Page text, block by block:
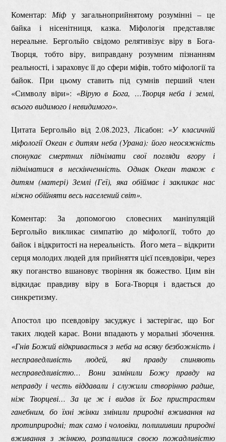
Коментар: Міф у загальноприйнятому розумінні – це
байка і нісенітниця, казка. Міфологія представляє
нереальне. Бергольйо свідомо релятивізує віру в Бога-
Творця, тобто віру, виправдану розумним пізнанням
реальності, і зараховує її до сфери міфів, тобто міфології та
байок. При цьому ставить під сумнів перший член
«Символу віри»: «Вірую в Бога, …Творця неба і землі,
всього видимого і невидимого».
Цитата Бергольйо від 2.08.2023, Лісабон: «У класичній
міфології Океан є дитям неба (Урана): його неосяжність
спонукає смертних піднімати свої погляди вгору і
підніматися в нескінченність. Однак Океан також є
дитям (матері) Землі (Геї), яка обіймає і закликає нас
ніжно обійняти весь населений світ».
Коментар: За допомогою словесних маніпуляцій
Бергольйо викликає симпатію до міфології, тобто до
байок і відкритості на нереальність. Його мета – відкрити
серця молодих людей для прийняття цієї псевдовіри, через
яку поганство вшановує творіння як божество. Цим він
відкидає правдиву віру в Бога-Творця і вдається до
синкретизму.
Апостол цю псевдовіру засуджує і застерігає, що Бог
таких людей карає. Вони впадають у моральні збочення.
«Гнів Божий відкривається з неба на всяку безбожність і
несправедливість людей, які правду спиняють
несправедливістю… Вони замінили Божу правду на
неправду і честь віддавали і служили створінню радше,
ніж Творцеві… За це ж і видав їх Бог пристрастям
ганебним, бо їхні жінки змінили природні вживання на
протиприродні; так само і чоловіки, полишивши природні
вживання з жінкою, розпалилися своєю пожадливістю